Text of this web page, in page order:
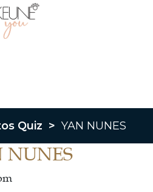
Quiz > YAN NUNES
NUNES